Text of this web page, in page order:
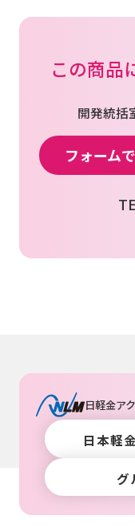
この商品
開発統括
フォーム
日軽金ア
日本軽
グ